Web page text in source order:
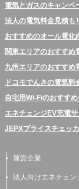
電気とガスのキャンペ
法人の電気料金見積も
おすすめのオール電化
関東エリアのおすすめ
九州エリアのおすすめ
ドコモでんきの電気料
自宅用Wi-Fiのおすす
エネチェンジEV充電
JEPXプライスチェッ
運営企業
法人向けエネチェン